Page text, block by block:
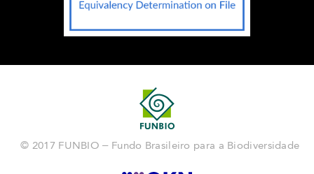
© 2017 FUNBIO – Fundo Brasileiro para a Biodiversidade